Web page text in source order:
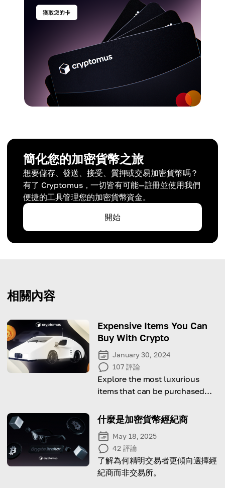
簡化您的加密貨幣之旅
想要儲存、發送、接受、質押或交易加密貨幣嗎？
有了 Cryptomus，一切皆有可能—註冊並使用我們
便捷的工具管理您的加密貨幣資金。
開始
相關內容
Expensive Items You Can
Buy With Crypto
January 30, 2024
107 評論
Explore the most luxurious
items that can be purchased
什麼是加密貨幣經紀商
May 18, 2025
42 評論
了解為何精明交易者更傾向選擇經
紀商而非交易所。